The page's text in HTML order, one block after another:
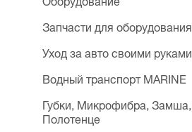
Запчасти для оборудования
Уход за авто своими руками
Водный транспорт MARINE
Губки, Микрофибра, Замша,
Полотенце